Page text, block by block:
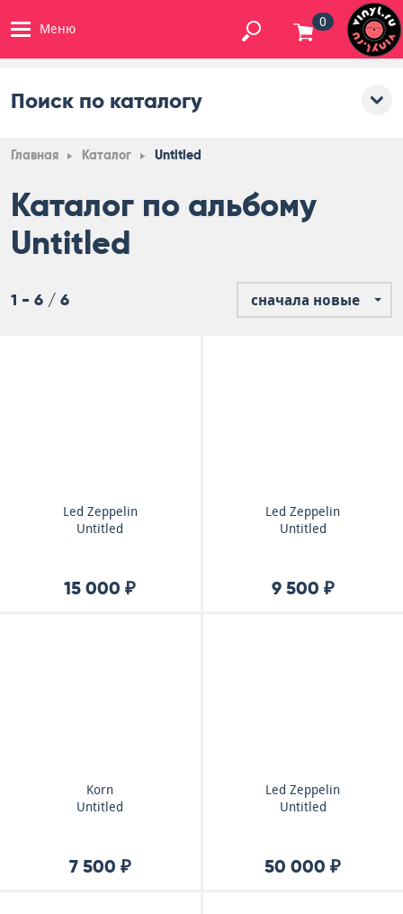
Меню 0
Поиск по каталогу
Главная Каталог Untitled
Каталог по альбому
Untitled
1 - 6 / 6 сначала новые
Led Zeppelin
Untitled
15 000 ₽
Led Zeppelin
Untitled
9 500 ₽
Korn
Untitled
7 500 ₽
Led Zeppelin
Untitled
50 000 ₽